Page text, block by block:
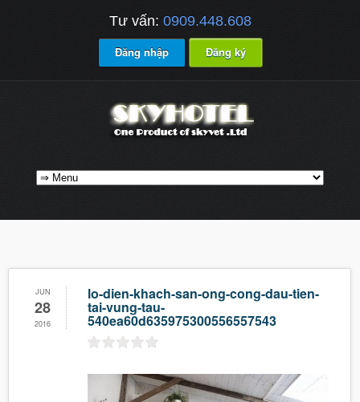
Tư vấn: 0909.448.608
Đăng nhập Đăng ký
JUN
28
2016
lo-dien-khach-san-ong-cong-dau-tien-
tai-vung-tau-
540ea60d635975300556557543